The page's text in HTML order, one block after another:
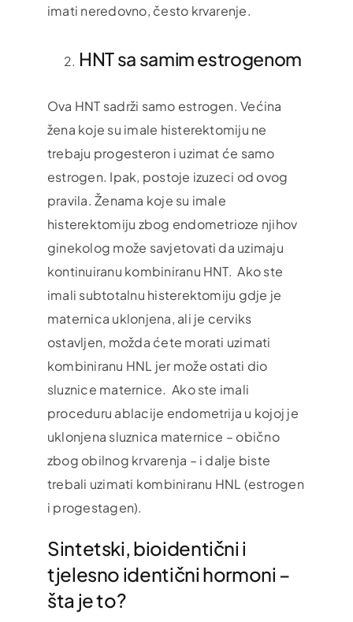
imati neredovno, često krvarenje.
HNT sa samim estrogenom
Ova HNT sadrži samo estrogen. Većina
žena koje su imale histerektomiju ne
trebaju progesteron i uzimat će samo
estrogen. Ipak, postoje izuzeci od ovog
pravila. Ženama koje su imale
histerektomiju zbog endometrioze njihov
ginekolog može savjetovati da uzimaju
kontinuiranu kombiniranu HNT. Ako ste
imali subtotalnu histerektomiju gdje je
maternica uklonjena, ali je cerviks
ostavljen, možda ćete morati uzimati
kombiniranu HNL jer može ostati dio
sluznice maternice. Ako ste imali
proceduru ablacije endometrija u kojoj je
uklonjena sluznica maternice – obično
zbog obilnog krvarenja – i dalje biste
trebali uzimati kombiniranu HNL (estrogen
i progestagen).
Sintetski, bioidentični i
tjelesno identični hormoni –
šta je to?